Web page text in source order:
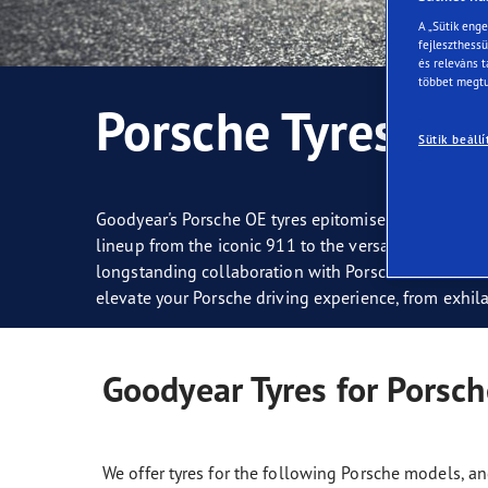
Gumiabroncsok karbantartása
Goodyear Blimp
Porsche Tyres
Goodyear's Porsche OE tyres epitomise ultimate
lineup from the iconic 911 to the versatile
longstanding collaboration with Porsche ensures
elevate your Porsche driving experience, from
Goodyear Tyres for
We offer tyres for the following Porsche models,
A „Sütik
és releváns
többet
Sütik